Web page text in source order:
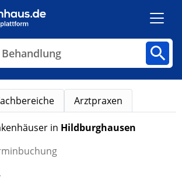
Arztpraxen
in Hildburghausen